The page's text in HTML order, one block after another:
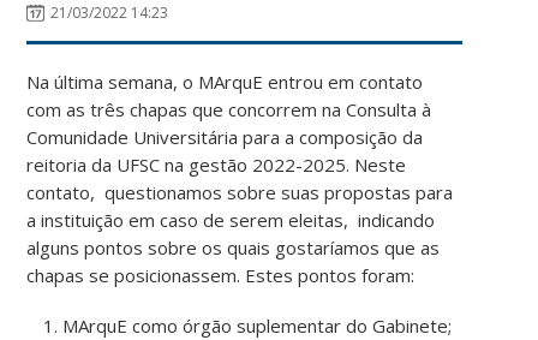
21/03/2022 14:23
Na última semana, o MArquE entrou em contato
com as três chapas que concorrem na Consulta à
Comunidade Universitária para a composição da
reitoria da UFSC na gestão 2022-2025. Neste
contato, questionamos sobre suas propostas para
a instituição em caso de serem eleitas, indicando
alguns pontos sobre os quais gostaríamos que as
chapas se posicionassem. Estes pontos foram:
MArquE como órgão suplementar do Gabinete;